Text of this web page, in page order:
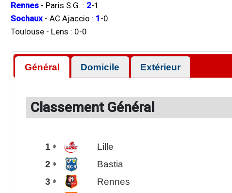
Rennes - Paris S.G. : 2-1
Sochaux - AC Ajaccio : 1 -0
Toulouse - Lens : 0-0
Général Domicile Extérieur
Classement Général
1
Lille
2
Bastia
3
Rennes